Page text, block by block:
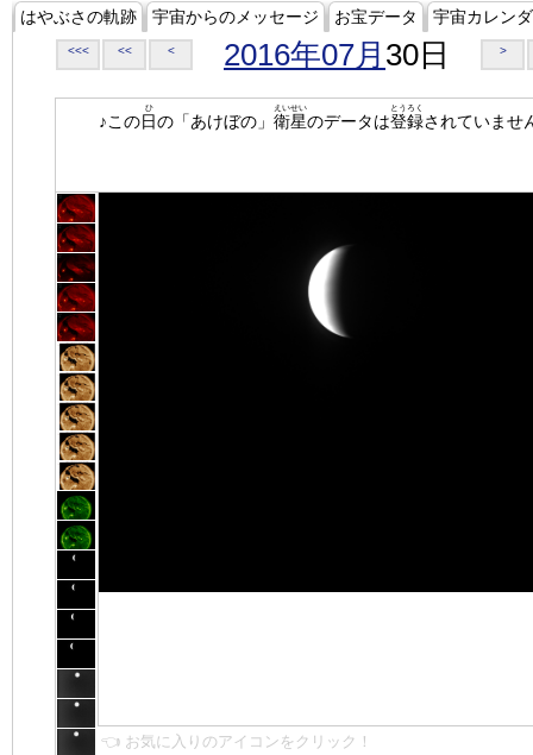
はやぶさの軌跡 宇宙からのメッセージ お宝データ 宇宙カレン
<<< << < 2016年07月 30日 >
♪この日
ひ
の「あけぼの」 衛星
えいせい
のデータは登録
とうろく
されていませ
👈 お気に入りのアイコンをクリック！